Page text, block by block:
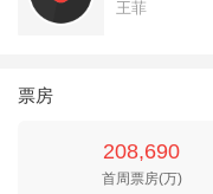
王菲
票房
208,690
首周票房(万)